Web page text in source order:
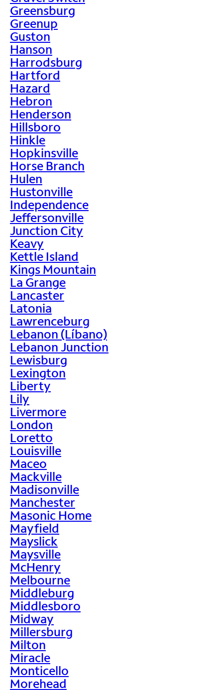
Greensburg
Greenup
Guston
Hanson
Harrodsburg
Hartford
Hazard
Hebron
Henderson
Hillsboro
Hinkle
Hopkinsville
Horse Branch
Hulen
Hustonville
Independence
Jeffersonville
Junction City
Keavy
Kettle Island
Kings Mountain
La Grange
Lancaster
Latonia
Lawrenceburg
Lebanon (Líbano)
Lebanon Junction
Lewisburg
Lexington
Liberty
Lily
Livermore
London
Loretto
Louisville
Maceo
Mackville
Madisonville
Manchester
Masonic Home
Mayfield
Mayslick
Maysville
McHenry
Melbourne
Middleburg
Middlesboro
Midway
Millersburg
Milton
Miracle
Monticello
Morehead